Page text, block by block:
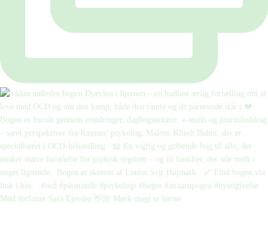
Mød forfatter Sara Ejersbo 👋🏼 Mørk magi er første